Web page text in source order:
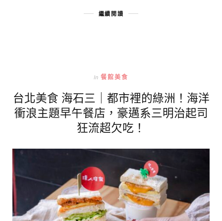
繼續閱讀
In 餐館美食
台北美食 海石三｜都市裡的綠洲！海洋
衝浪主題早午餐店，豪邁系三明治起司
狂流超欠吃！